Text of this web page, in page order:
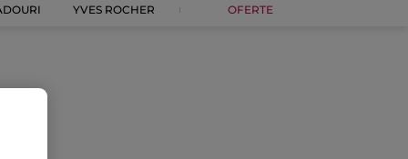
YVES ROCHER OFERTE